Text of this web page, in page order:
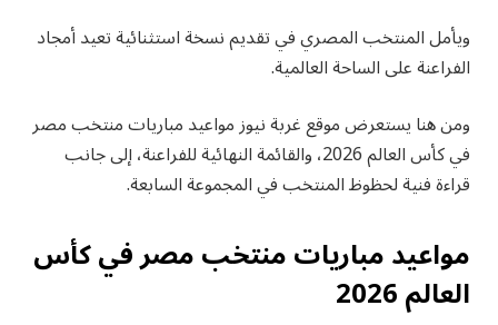
ويأمل المنتخب المصري في تقديم نسخة استثنائية تعيد أمجاد
الفراعنة على الساحة العالمية.
ومن هنا يستعرض موقع غربة نيوز مواعيد مباريات منتخب مصر
في كأس العالم 2026، والقائمة النهائية للفراعنة، إلى جانب
قراءة فنية لحظوظ المنتخب في المجموعة السابعة.
مواعيد مباريات منتخب مصر في كأس
العالم 2026